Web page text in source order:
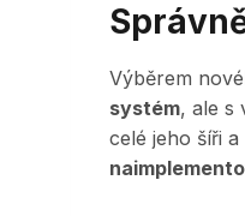
Výběrem
systém, ale s
celé jeho šíři